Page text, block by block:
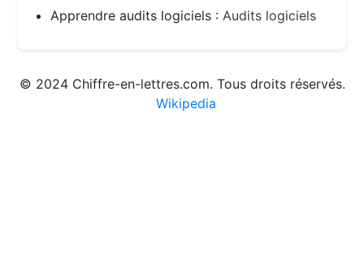
Apprendre audits logiciels :Audits logiciels
© 2024 Chiffre-en-lettres.com. Tous droits réservés.
Wikipedia